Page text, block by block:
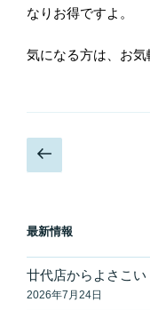
なりお得ですよ。
気になる方は、お気
投
稿
ビ
ー
シ
の
ジ
最新情報
廿代店からよさこ
2026年7月24日